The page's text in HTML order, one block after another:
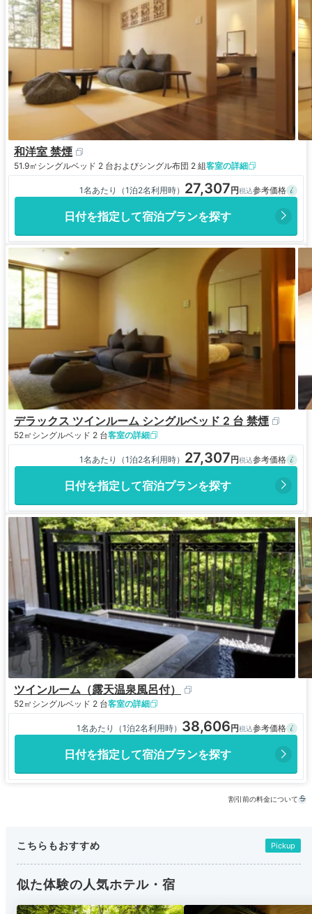
和洋室 禁煙
51.9㎡ シングルベッド 2 台およびシングル布団 2 組客室の詳細
1名あたり（1泊2名利用時） 27,307
日付を指定して宿泊プランを探す
デラックス ツインルーム シングルベッド 2 台 禁煙
52㎡ シングルベッド 2 台客室の詳細
1名あたり（1泊2名利用時） 27,307
日付を指定して宿泊プランを探す
ツインルーム（露天温泉風呂付）
52㎡ シングルベッド 2 台客室の詳細
1名あたり（1泊2名利用時） 38,606
日付を指定して宿泊プランを探す
割引前の料金について
こちらもおすすめ Pickup
似た体験の人気ホテル・宿